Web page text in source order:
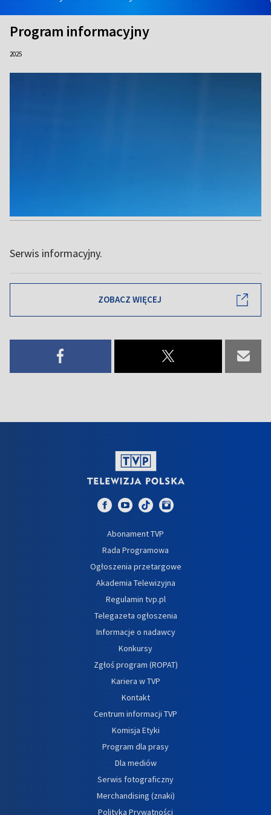
Program informacyjny
2025
Serwis informacyjny.
ZOBACZ WIĘCEJ
Abonament TVP
Rada Programowa
Ogłoszenia przetargowe
Akademia Telewizyjna
Regulamin tvp.pl
Telegazeta ogłoszenia
Informacje o nadawcy
Konkursy
Zgłoś program (ROPAT)
Kariera w TVP
Kontakt
Centrum informacji TVP
Komisja Etyki
Program dla prasy
Dla mediów
Serwis fotograficzny
Merchandising (znaki)
Polityka Prywatności